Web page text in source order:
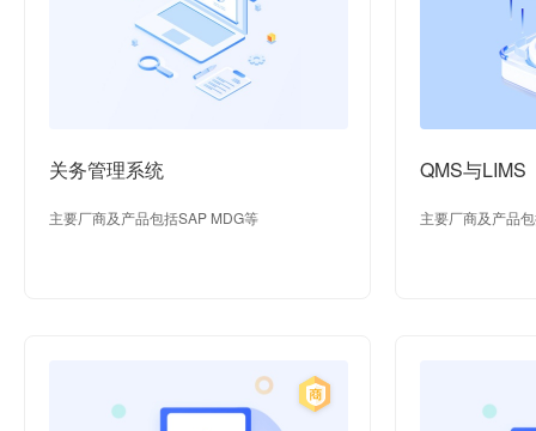
关务管理系统
主要厂商及产品包括SAP MDG等
QMS与LIMS
主要厂商及产品